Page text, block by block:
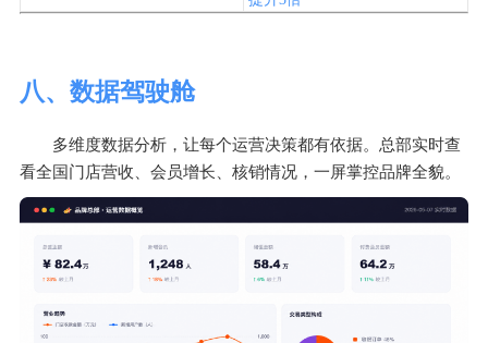
八、数据驾驶舱
多维度数据分析，让每个运营决策都有依据。总部实时查
看全国门店营收、会员增长、核销情况，一屏掌控品牌全貌。